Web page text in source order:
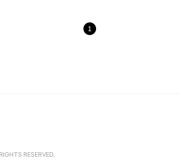
1
RESERVED.